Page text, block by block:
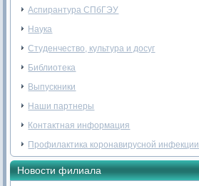
Аспирантура СПбГЭУ
Наука
Студенчество, культура и досуг
Библиотека
Выпускники
Наши партнеры
Контактная информация
Профилактика коронавирусной инфекции
Новости филиала